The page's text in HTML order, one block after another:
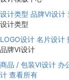
设计类型 品牌VI设计
设计类型
LOGO设计 名片设计
品牌VI设计
商品 / 包装VI设计 办
计 查看所有